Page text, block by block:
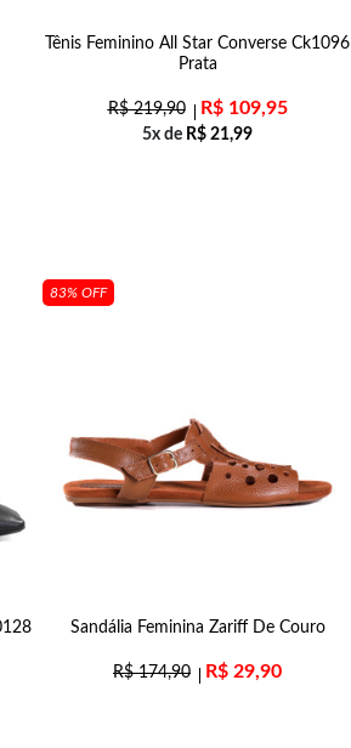
Tênis Feminino All Star Converse Ck1096
Prata
R$219,90 R$109,95
5x de R$ 21,99
83% OFF
Sandália Feminina Zariff De Couro
R$174,90 R$ 29,90